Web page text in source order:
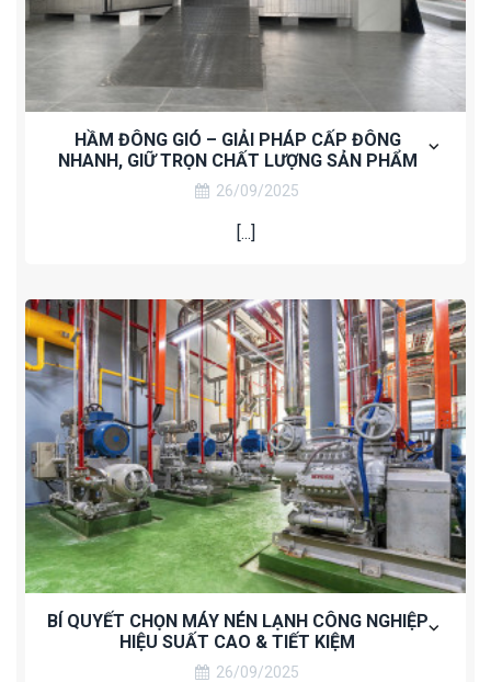
HẦM ĐÔNG GIÓ – GIẢI PHÁP CẤP ĐÔNG
NHANH, GIỮ TRỌN CHẤT LƯỢNG SẢN PHẨM
26/09/2025
[...]
BÍ QUYẾT CHỌN MÁY NÉN LẠNH CÔNG NGHIỆP
HIỆU SUẤT CAO & TIẾT KIỆM
26/09/2025